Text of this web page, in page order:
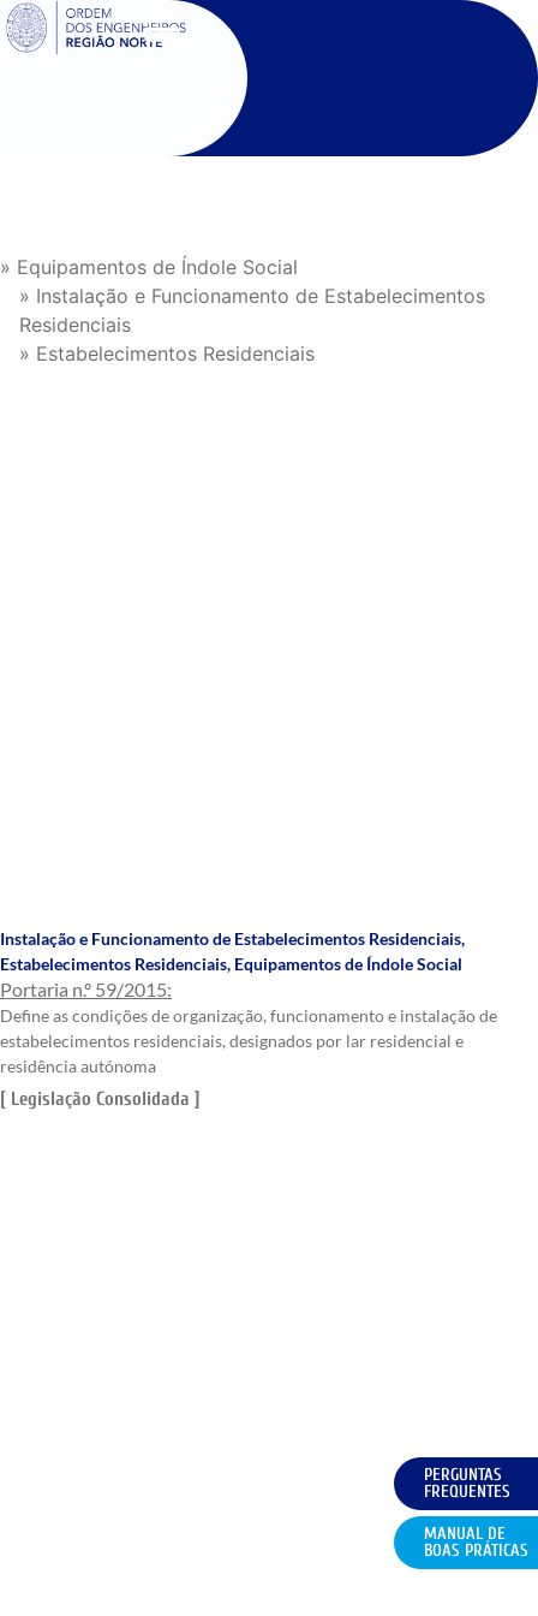
SIGOE
» Equipamentos de Índole Social
» Instalação e Funcionamento de Estabelecimentos
Residenciais
» Estabelecimentos Residenciais
Instalação e Funcionamento de Estabelecimentos Residenciais,
Estabelecimentos Residenciais, Equipamentos de Índole Social
Portaria n.º 59/2015:
Define as condições de organização, funcionamento e instalação de
estabelecimentos residenciais, designados por lar residencial e
residência autónoma
[ Legislação Consolidada ]
PERGUNTAS
FREQUENTES
MANUAL DE
BOAS PRÁTICAS